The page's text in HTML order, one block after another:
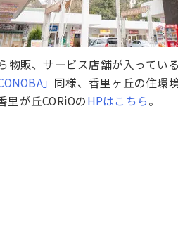
物販、サービス店舗が入ってい
」 同様、香里ヶ丘の住環
里が丘CORiOのHPはこちら。